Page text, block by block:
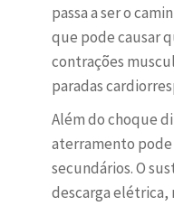
passa a ser o
que pode causar
contrações
paradas
Além do choque
aterramento
secundários. O
descarga elétrica,